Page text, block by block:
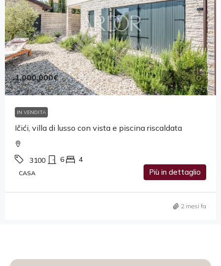
1,000,000€
IN VENDITA
Ičići, villa di lusso con vista e piscina riscaldata
3100 6 4
CASA Più in dettaglio
2 mesi fa